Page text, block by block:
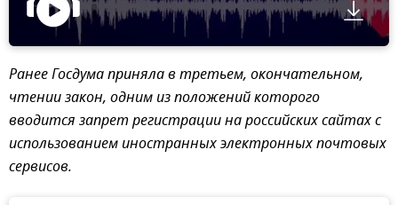
Ранее Госдума приняла в третьем, окончательном,
чтении закон, одним из положений которого
вводится запрет регистрации на российских сайтах с
использованием иностранных электронных почтовых
сервисов.